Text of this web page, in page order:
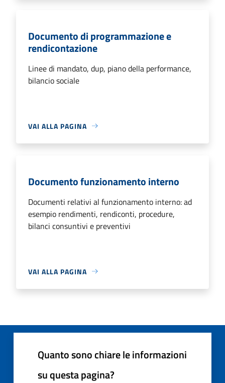
Documento di programmazione e
rendicontazione
Linee di mandato, dup, piano della performance,
bilancio sociale
VAI ALLA PAGINA
Documento funzionamento interno
Documenti relativi al funzionamento interno: ad
esempio rendimenti, rendiconti, procedure,
bilanci consuntivi e preventivi
VAI ALLA PAGINA
Quanto sono chiare le informazioni
su questa pagina?